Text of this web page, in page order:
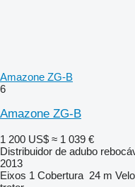
Amazone ZG-B
6
Amazone ZG-B
1 200 US$ ≈ 1 039 €
Distribuidor de adubo
2013
Eixos 1 Cobertura 24 m